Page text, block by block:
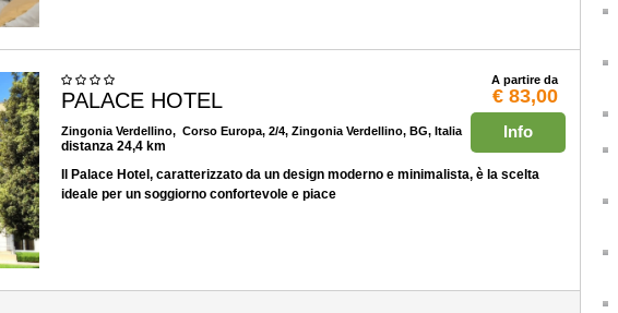
A partire da
€ 83,00
Info
PALACE HOTEL
Zingonia Verdellino, Corso Europa, 2/4, Zingonia Verdellino, BG, Italia
distanza 24,4 km
Il Palace Hotel, caratterizzato da un design moderno e minimalista, è la scelta
ideale per un soggiorno confortevole e piace